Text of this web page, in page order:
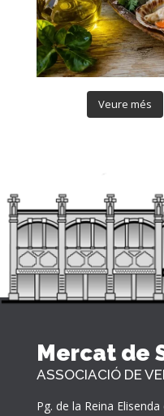
Veure més
Mercat de
ASSOCIACIÓ DE
Pg. de la Reina